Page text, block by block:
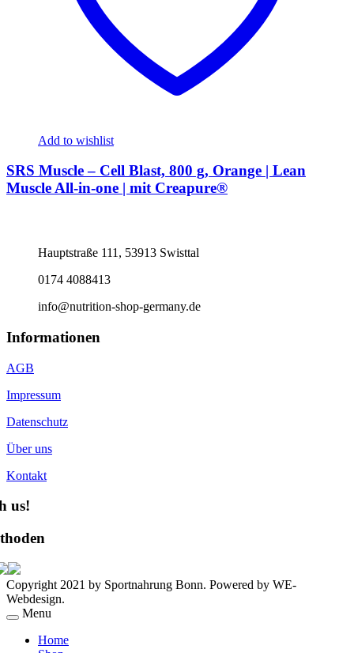
Add to wishlist
SRS Muscle – Cell Blast, 800 g, Orange | Lean
Muscle All-in-one | mit Creapure®
Hauptstraße 111, 53913 Swisttal
0174 4088413
info@nutrition-shop-germany.de
Informationen
AGB
Impressum
Datenschutz
Über uns
Kontakt
us!
Copyright 2021 by Sportnahrung Bonn. Powered by WE-
Webdesign.
Menu
Home